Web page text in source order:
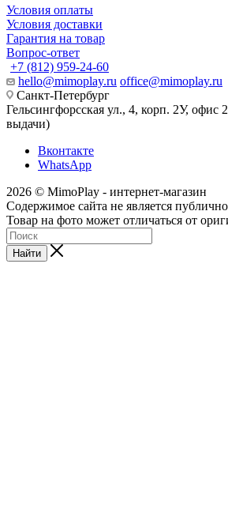
Условия оплаты
Условия доставки
Гарантия на товар
Вопрос-ответ
+7 (812) 959-24-60
hello@mimoplay.ru office@mimoplay.ru
Санкт-Петербург
Гельсингфорсская ул., 4, корп. 2У, офис
выдачи)
Вконтакте
WhatsApp
2026 © MimoPlay - интернет-магазин
Содержимое сайта не является
Товар на фото может отличаться от
Найти